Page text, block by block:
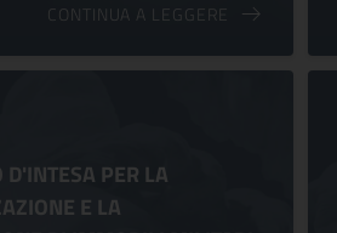
CONTINUA A LEGGERE
D'INTESA PER LA
E LA